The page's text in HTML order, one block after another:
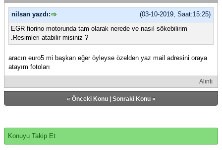
(03-10-2019, Saat:15:25)
nilsan yazdı:
EGR fiorino motorunda tam olarak nerede ve nasıl sökebilirim
.Resimleri atabilir misiniz ?
aracın euro5 mi başkan eğer öyleyse özelden yaz mail adresini oraya
atayım fotoları
Alıntı
« Önceki Konu| Sonraki Konu»
Konuyu Takip Et